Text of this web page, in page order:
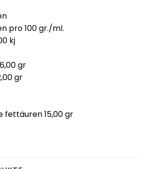
pro 100 gr./ml.
kj
gr
gr
fettäuren 15,00 gr